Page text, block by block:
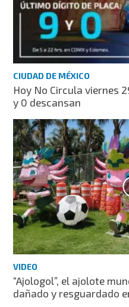
CIUDAD DE MÉXICO
Hoy No Circula viernes
y 0 descansan
VIDEO
“Ajologol”, el ajolote
dañado y resguardado